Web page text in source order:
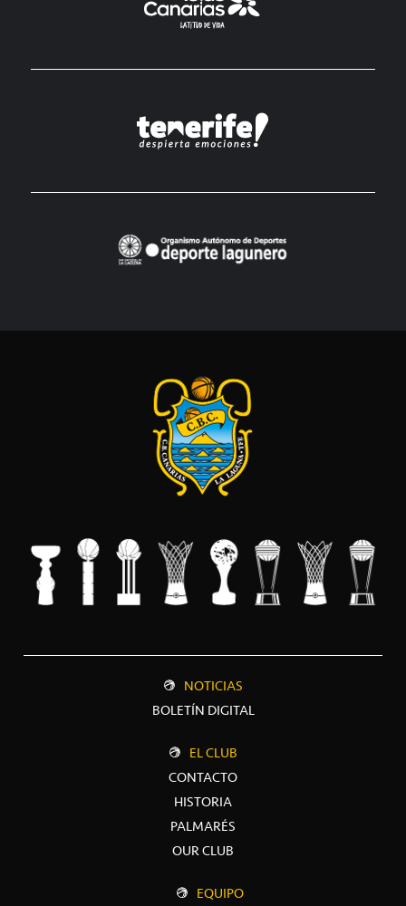
NOTICIAS
BOLETÍN DIGITAL
EL CLUB
CONTACTO
HISTORIA
PALMARÉS
OUR CLUB
EQUIPO